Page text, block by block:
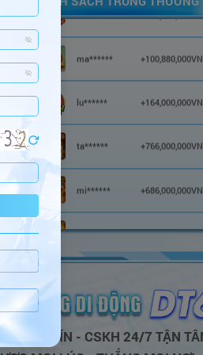
ma****** +100,880,000
lu****** + 164,000,000
ta****** + 766,000,000
mi****** + 686,000,000
sh****** + 250,001,000
222,600,000 VNĐ
CÁI UY TÍN - CSKH 24/7 TẬN